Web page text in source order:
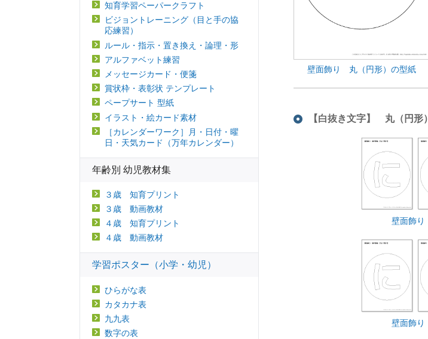
壁面飾り 丸（円形）の型紙
【白抜き文字】 丸（円
壁面飾り
壁面飾り
知育学習ペーパークラフト
ビジョントレーニング（目と手の協
応練習）
ルール・指示・置き換え・論理・形
アルファベット練習
メッセージカード・便箋
賞状枠・表彰状 テンプレート
ペープサート 型紙
イラスト・絵カード素材
［カレンダーワーク］月・日付・曜
日・天気カード（万年カレンダー）
年齢別 幼児教材集
３歳 知育プリント
３歳 動画教材
４歳 知育プリント
４歳 動画教材
学習ポスター（小学・幼児）
ひらがな表
カタカナ表
九九表
数字の表